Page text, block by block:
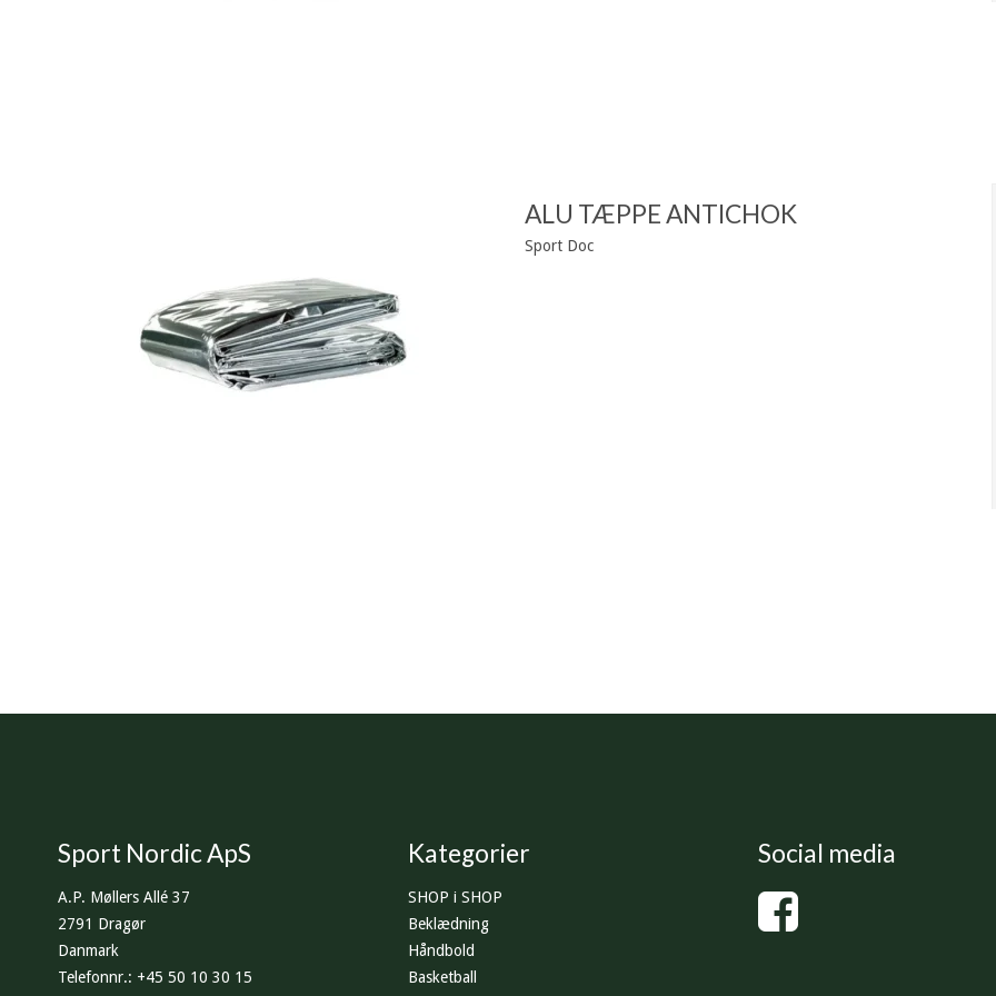
ALU TÆPPE ANTICHOK
Sport Doc
Sport Nordic ApS
A.P. Møllers Allé 37
2791 Dragør
Danmark
Telefonnr.: +45 50 10 30 15
Kategorier
SHOP i SHOP
Beklædning
Håndbold
Basketball
Social media